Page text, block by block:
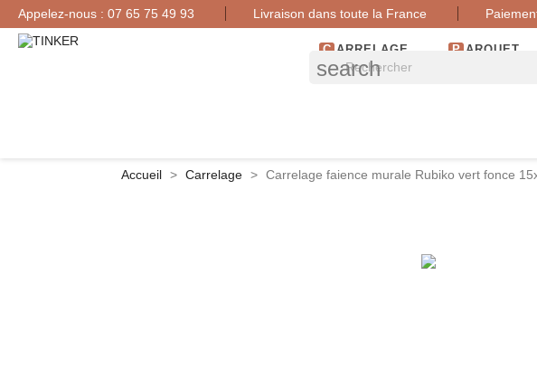
Appelez-nous : 07 65 75 49 93 Livraison dans toute la France
CARRELAGE PARQUET
search
Accueil Carrelage Carrelage faience murale Rubiko vert fonce